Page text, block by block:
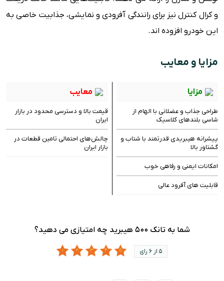
و کرال کنترل نیز برای رانندگی آفرودی و نمایشی، جذابیت خاصی به
این خودرو افزوده اند.
مزایا و معایب
مزایا
طراحی جذاب و عضلانی با الهام از
شاسی بلندهای کلاسیک
پیشرانه هیبریدی قدرتمند با شتاب و
گشتاور بالا
امکانات ایمنی و رفاهی خوب
قابلیت های آفرود عالی
معایب
قیمت بالا و دسترسی محدود در بازار
ایران
چالش‌های احتمالی تامین قطعات در
بازار ایران
شما به تانک ۵۰۰ هیبرید چه امتیازی می دهید؟
5 از 6 رای